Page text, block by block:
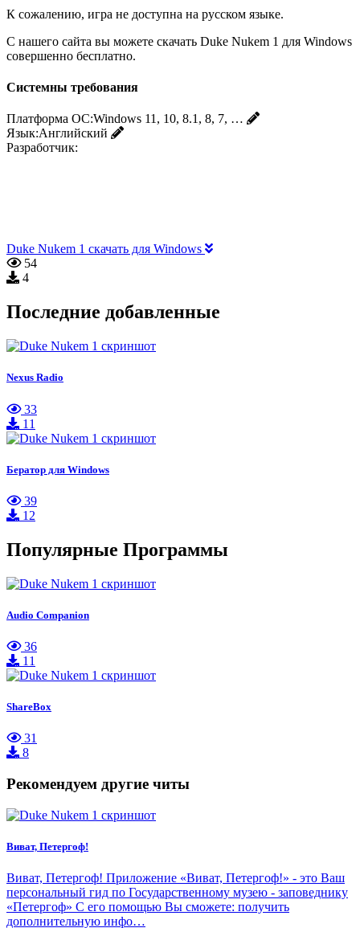
К сожалению, игра не доступна на русском языке.
С нашего сайта вы можете скачать Duke Nukem 1 для Windows
совершенно бесплатно.
Системны требования
Платформа ОС:Windows 11, 10, 8.1, 8, 7, …
Язык:Английский
Разработчик:
Duke Nukem 1 скачать для Windows
54
4
Последние добавленные
Nexus Radio
33
11
Бератор для Windows
39
12
Популярные Программы
Audio Companion
36
11
ShareBox
31
8
Рекомендуем другие читы
Виват, Петергоф!
Виват, Петергоф! Приложение «Виват, Петергоф!» - это Ваш
персональный гид по Государственному музею - заповеднику
«Петергоф» С его помощью Вы сможете: получить
дополнительную инфо…